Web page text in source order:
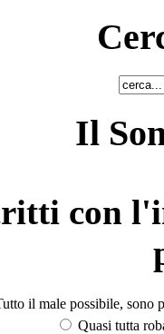
Il
con
il male possibile, sono
Quasi tutta